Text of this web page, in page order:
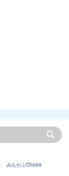
みんかぶChoice